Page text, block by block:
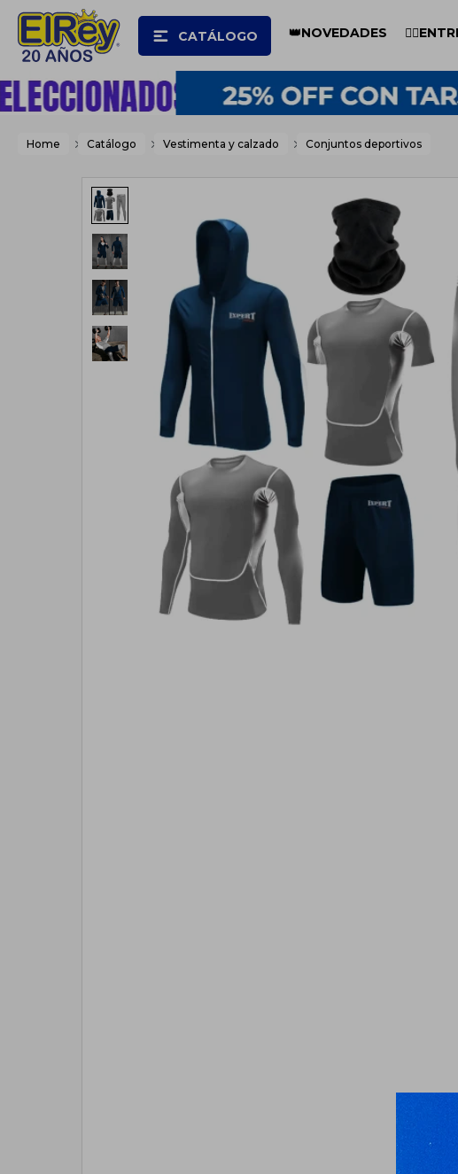
CATÁLOGO 👑NOVEDADES
Home Catálogo Vestimenta y calzado Conjuntos deportivos